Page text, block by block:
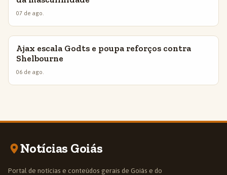
07 de ago.
INSIGHTS
Ajax escala Godts e poupa reforços contra
Shelbourne
06 de ago.
Notícias Goiás
Portal de notícias e conteúdos gerais de Goiás e do